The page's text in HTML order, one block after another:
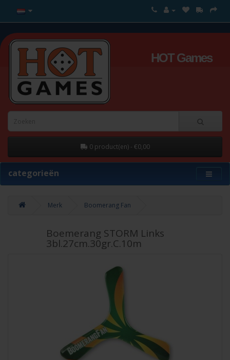
HOT Games
0 product(en) - €0,00
categorieën
Merk Boomerang Fan
Boemerang STORM Links
3bl.27cm.30gr.C.10m